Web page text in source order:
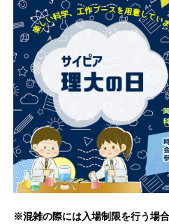
※混雑の際には入場制限を行う場